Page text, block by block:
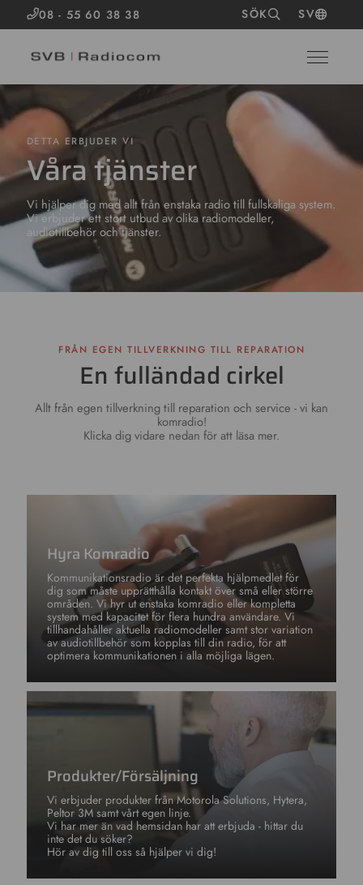
08 - 55 60 38 38 SÖK SV
DETTA ERBJUDER VI
Våra tjänster
Vi hjälper dig med allt från enstaka radio till fullskaliga system.
Vi erbjuder ett stort utbud av olika radiomodeller,
audiotillbehör och tjänster.
FRÅN EGEN TILLVERKNING TILL REPARATION
En fulländad cirkel
Allt från egen tillverkning till reparation och service - vi kan
komradio!
Klicka dig vidare nedan för att läsa mer.
Hyra Komradio
Kommunikationsradio är det perfekta hjälpmedlet för
dig som måste upprätthålla kontakt över små eller större
områden. Vi hyr ut enstaka komradio eller kompletta
system med kapacitet för flera hundra användare. Vi
tillhandahåller aktuella radiomodeller samt stor variation
av audiotillbehör som kopplas till din radio, för att
optimera kommunikationen i alla möjliga lägen.
Produkter/Försäljning
Vi erbjuder produkter från Motorola Solutions, Hytera,
Peltor 3M samt vårt egen linje.
Vi har mer än vad hemsidan har att erbjuda - hittar du
inte det du söker?
Hör av dig till oss så hjälper vi dig!